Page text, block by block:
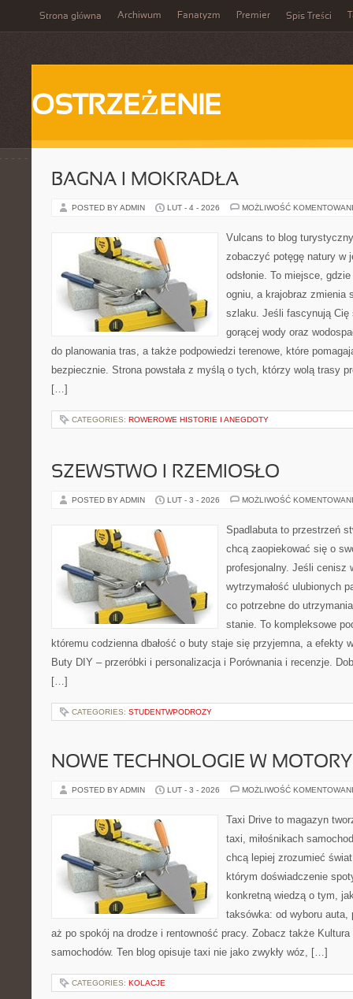
Strona główna Archiwum Fanatyzm Premier Spis Treści
OSTRZEŻENIE
BAGNA I MOKRADŁA
POSTED BY ADMIN LUT - 4 - 2026 MOŻLIWOŚĆ
Vulcans to blog
zobaczyć potęgę natury w
odsłonie. To miejsce,
ogniu, a krajobraz zmienia
szlaku. Jeśli fascynują
gorącej wody oraz
do planowania tras, a także podpowiedzi terenowe, które
bezpiecznie. Strona powstała z myślą o tych, którzy wolą trasy
[…]
CATEGORIES: ROWEROWE HISTORIE I ANEGDOTY
SZEWSTWO I RZEMIOSŁO
POSTED BY ADMIN LUT - 3 - 2026 MOŻLIWOŚĆ
Spadlabuta to przestrzeń
chcą zaopiekować się o
profesjonalny. Jeśli cenisz
wytrzymałość ulubionych
co potrzebne do
stanie. To kompleksowe
któremu codzienna dbałość o buty staje się przyjemna, a efekty
Buty DIY – przeróbki i personalizacja i Porównania i recenzje.
[…]
CATEGORIES: STUDENTWPODROZY
NOWE TECHNOLOGIE W
POSTED BY ADMIN LUT - 3 - 2026 MOŻLIWOŚĆ
Taxi Drive to magazyn
taxi, miłośnikach
chcą lepiej zrozumieć
którym doświadczenie
konkretną wiedzą o tym,
taksówka: od wyboru
aż po spokój na drodze i rentowność pracy. Zobacz także
samochodów. Ten blog opisuje taxi nie jako zwykły wóz, […]
CATEGORIES: KOLACJE